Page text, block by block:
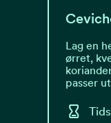
Lag en
ørret,
passer